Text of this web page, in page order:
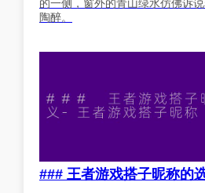
的一侧，窗外的青山绿水仿佛诉
陶醉。
### 王者游戏搭子昵称的